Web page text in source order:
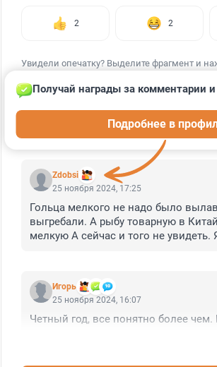
2 2
Увидели опечатку? Выделите фрагмент и
КОММЕНТАРИИ 13
Zdobsi
Получай награды за комментарии и
Подробнее в
25 ноября 2024, 17:25
Гольца мелкого не надо было
выгребали. А рыбу товарную в
мелкую А сейчас и того не
магазине. Даже селедка 270гр
Удивляет, что рыба вся ушла
неё хватает до сих пор. Матвиенко
все порешал. И китайцы наверное
говоря уж о других породах... И
Игoрь
25 ноября 2024, 16:07
Четный год, все понятно более